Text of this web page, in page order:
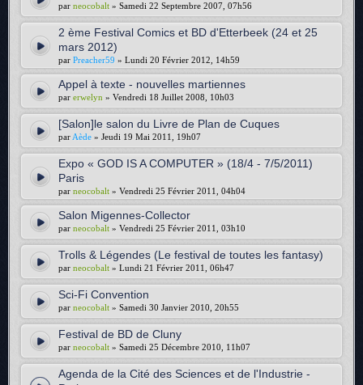
par neocobalt » Samedi 22 Septembre 2007, 07h56
2 ème Festival Comics et BD d'Etterbeek (24 et 25
mars 2012)
par Preacher59 » Lundi 20 Février 2012, 14h59
Appel à texte - nouvelles martiennes
par erwelyn » Vendredi 18 Juillet 2008, 10h03
[Salon]le salon du Livre de Plan de Cuques
par Aède » Jeudi 19 Mai 2011, 19h07
Expo « GOD IS A COMPUTER » (18/4 - 7/5/2011)
Paris
par neocobalt » Vendredi 25 Février 2011, 04h04
Salon Migennes-Collector
par neocobalt » Vendredi 25 Février 2011, 03h10
Trolls & Légendes (Le festival de toutes les fantasy)
par neocobalt » Lundi 21 Février 2011, 06h47
Sci-Fi Convention
par neocobalt » Samedi 30 Janvier 2010, 20h55
Festival de BD de Cluny
par neocobalt » Samedi 25 Décembre 2010, 11h07
Agenda de la Cité des Sciences et de l'Industrie -